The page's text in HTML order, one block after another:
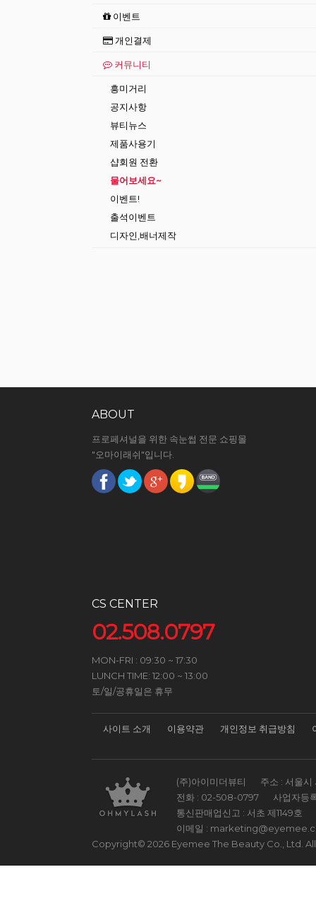
이벤트
개인결제
커뮤니티
흥미거리
공지사항
뷰티뉴스
제품사용기
샵회원 전환
물어보세요~
이벤트!
출석이벤트
디자인,배너제작
ABOUT
프로페셔널을 위한 속눈썹 전문 쇼핑몰
"오마이래쉬"입니다.
CS CENTER
02.508.0797
MON-FRI : 09:30 ~ 17:30
LUNCH TIME: 12:00 ~ 13:00
토/일/공휴일은 휴무
사이트 소개 이용약관 개인정보 취급방침
(주)아이미더뷰티
주소 : 서울시
전화 : 02-508-0797
사업자등
통신판매업신고 : 서초 제1149호
이메일 :
Copyright© 2026 Eyemee The Beauty Co., Ltd.